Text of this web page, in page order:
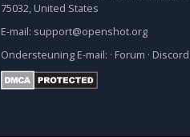
75032, United States
E-mail: support@openshot.org
Ondersteuning E-mail: · Forum · Discord